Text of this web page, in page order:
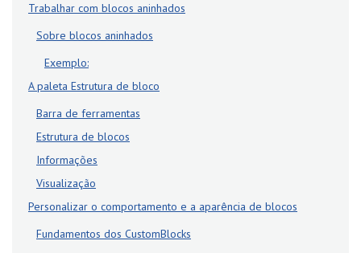
Trabalhar com blocos aninhados
Sobre blocos aninhados
Exemplo:
A paleta Estrutura de bloco
Barra de ferramentas
Estrutura de blocos
Informações
Visualização
Personalizar o comportamento e a aparência de blocos
Fundamentos dos CustomBlocks